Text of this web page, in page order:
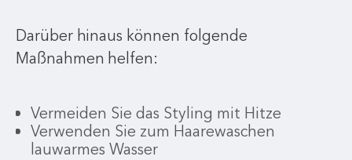
Darüber hinaus können folgende
Maßnahmen helfen:
Vermeiden Sie das Styling mit Hitze
Verwenden Sie zum Haarewaschen
lauwarmes Wasser